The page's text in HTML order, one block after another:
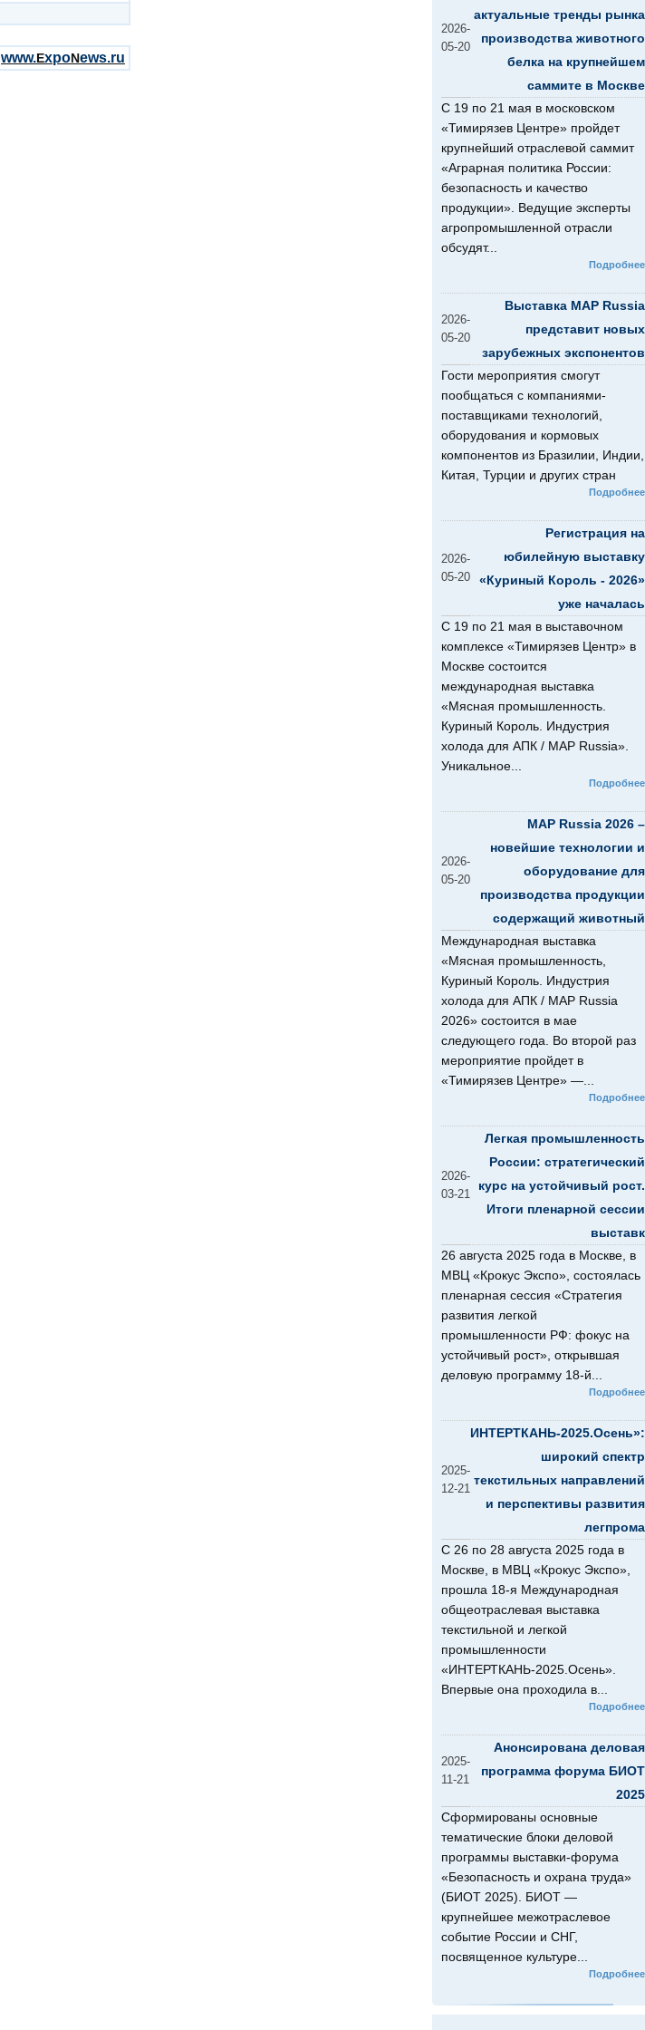
www.ExpoNews.ru
2026-
05-20
актуальные тренды рынка
производства животного
белка на крупнейшем
саммите в Москве
С 19 по 21 мая в московском
«Тимирязев Центре» пройдет
крупнейший отраслевой саммит
«Аграрная политика России:
безопасность и качество
продукции». Ведущие эксперты
агропромышленной отрасли
обсудят...
Подробнее
2026-
05-20
Выставка MAP Russia
представит новых
зарубежных экспонентов
Гости мероприятия смогут
пообщаться с компаниями-
поставщиками технологий,
оборудования и кормовых
компонентов из Бразилии, Индии,
Китая, Турции и других стран
Подробнее
2026-
05-20
Регистрация на
юбилейную выставку
«Куриный Король - 2026»
уже началась
С 19 по 21 мая в выставочном
комплексе «Тимирязев Центр» в
Москве состоится
международная выставка
«Мясная промышленность.
Куриный Король. Индустрия
холода для АПК / MAP Russia».
Уникальное...
Подробнее
2026-
05-20
MAP Russia 2026 –
новейшие технологии и
оборудование для
производства продукции
содержащий животный
Международная выставка
«Мясная промышленность,
Куриный Король. Индустрия
холода для АПК / MAP Russia
2026» состоится в мае
следующего года. Во второй раз
мероприятие пройдет в
«Тимирязев Центре» —...
Подробнее
2026-
03-21
Легкая промышленность
России: стратегический
курс на устойчивый рост.
Итоги пленарной сессии
выставк
26 августа 2025 года в Москве, в
МВЦ «Крокус Экспо», состоялась
пленарная сессия «Стратегия
развития легкой
промышленности РФ: фокус на
устойчивый рост», открывшая
деловую программу 18-й...
Подробнее
2025-
12-21
ИНТЕРТКАНЬ-2025.Осень»:
широкий спектр
текстильных направлений
и перспективы развития
легпрома
С 26 по 28 августа 2025 года в
Москве, в МВЦ «Крокус Экспо»,
прошла 18-я Международная
общеотраслевая выставка
текстильной и легкой
промышленности
«ИНТЕРТКАНЬ-2025.Осень».
Впервые она проходила в...
Подробнее
2025-
11-21
Анонсирована деловая
программа форума БИОТ
2025
Сформированы основные
тематические блоки деловой
программы выставки-форума
«Безопасность и охрана труда»
(БИОТ 2025). БИОТ —
крупнейшее межотраслевое
событие России и СНГ,
посвященное культуре...
Подробнее